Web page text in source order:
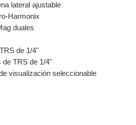
lateral ajustable
Harmonix
duales
de 1/4"
de TRS de 1/4"
visualización seleccionable